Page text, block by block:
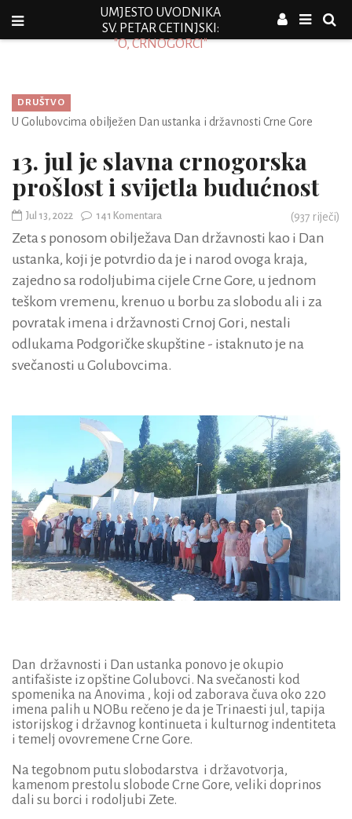
UMJESTO UVODNIKA
SV. PETAR CETINJSKI:
"O, CRNOGORCI"
DRUŠTVO
U Golubovcima obilježen Dan ustanka i državnosti Crne Gore
13. jul je slavna crnogorska
prošlost i svijetla budućnost
Jul 13, 2022 141 Komentara (937 riječi)
Zeta s ponosom obilježava Dan državnosti kao i Dan
ustanka, koji je potvrdio da je i narod ovoga kraja,
zajedno sa rodoljubima cijele Crne Gore, u jednom
teškom vremenu, krenuo u borbu za slobodu ali i za
povratak imena i državnosti Crnoj Gori, nestali
odlukama Podgoričke skupštine - istaknuto je na
svečanosti u Golubovcima.
Dan državnosti i Dan ustanka ponovo je okupio
antifašiste iz opštine Golubovci. Na svečanosti kod
spomenika na Anovima , koji od zaborava čuva oko 220
imena palih u NOBu rečeno je da je Trinaesti jul, tapija
istorijskog i državnog kontinueta i kulturnog indentiteta
i temelj ovovremene Crne Gore.
Na tegobnom putu slobodarstva i državotvorja,
kamenom prestolu slobode Crne Gore, veliki doprinos
dali su borci i rodoljubi Zete.